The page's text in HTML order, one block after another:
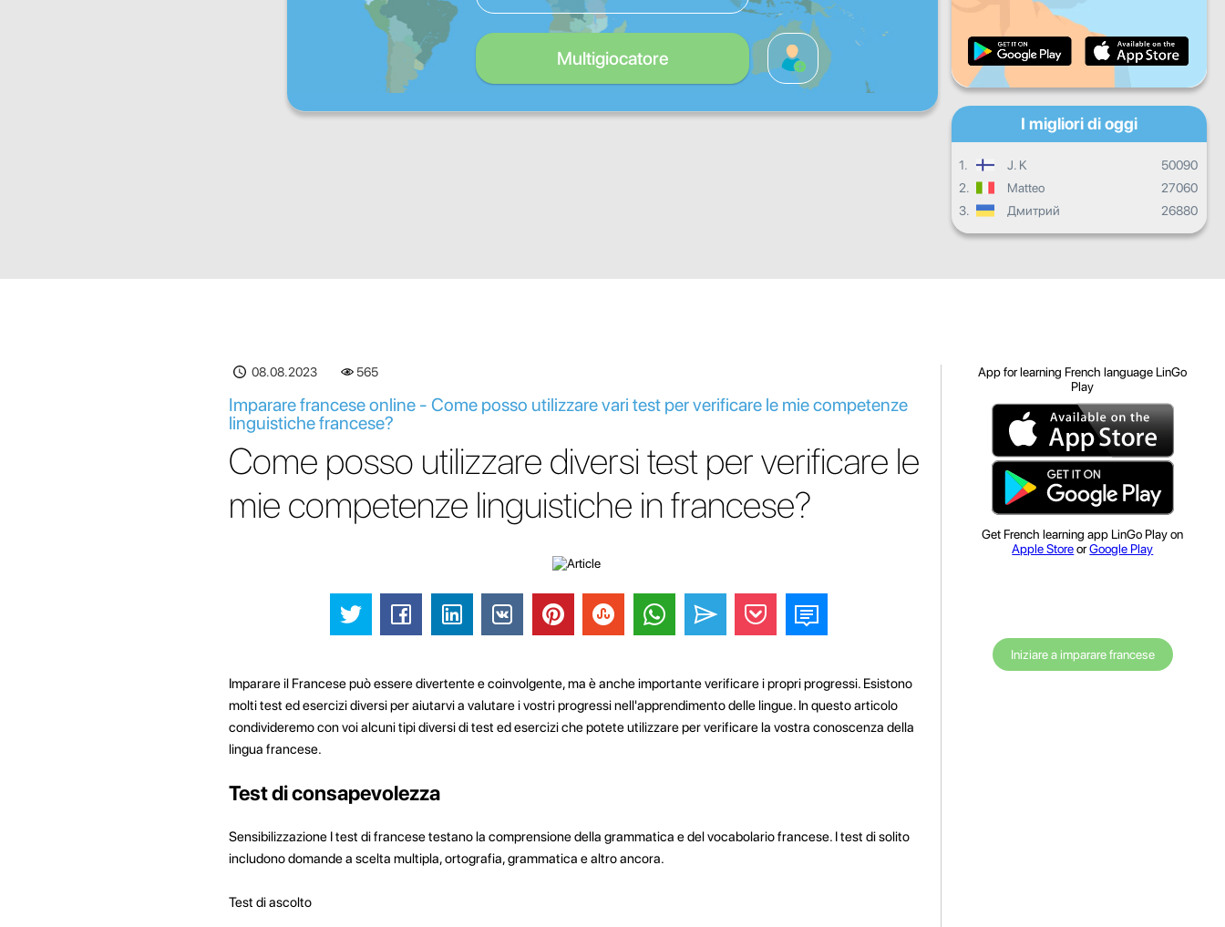
Multigiocatore Progressi complessivi
I migliori di oggi
1. J. K
50090
2.
Matteo
27060
3.
Дмитрий 26880
08.08.2023 565
Imparare francese online - Come posso utilizzare vari test per verificare le mie competenze
linguistiche francese?
Come posso utilizzare diversi test per verificare le
mie competenze linguistiche in francese?
Imparare il Francese può essere divertente e coinvolgente, ma è anche importante verificare i propri progressi. Esistono
molti test ed esercizi diversi per aiutarvi a valutare i vostri progressi nell'apprendimento delle lingue. In questo articolo
condivideremo con voi alcuni tipi diversi di test ed esercizi che potete utilizzare per verificare la vostra conoscenza della
lingua francese.
Test di consapevolezza
Sensibilizzazione I test di francese testano la comprensione della grammatica e del vocabolario francese. I test di solito
includono domande a scelta multipla, ortografia, grammatica e altro ancora.
Test di ascolto
App for learning French language LinGo
Play
Get French learning app LinGo Play on
Apple StoreorGoogle Play
Iniziare a imparare francese